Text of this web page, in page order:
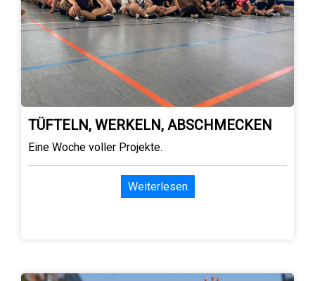
TÜFTELN, WERKELN, ABSCHMECKEN
Eine Woche voller Projekte.
Weiterlesen